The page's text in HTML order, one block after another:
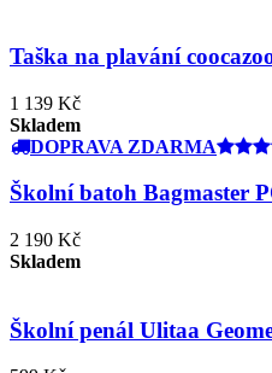
Taška na plavání
1 139 Kč
Skladem
DOPRAVA ZDARMA
Školní batoh Bagmaster
2 190 Kč
Skladem
Školní penál Ulitaa